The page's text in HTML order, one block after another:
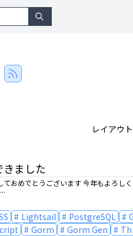
レイアウト
ました
おめでとうございます 今年もよろし
Lightsail PostgreSQL
Gorm Gorm Gen